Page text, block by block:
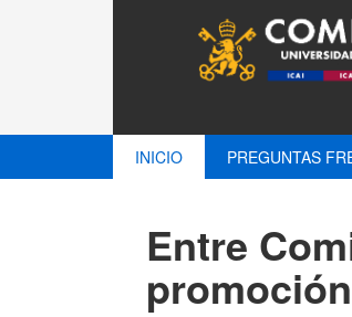
INICIO PREGUNTAS
Entre